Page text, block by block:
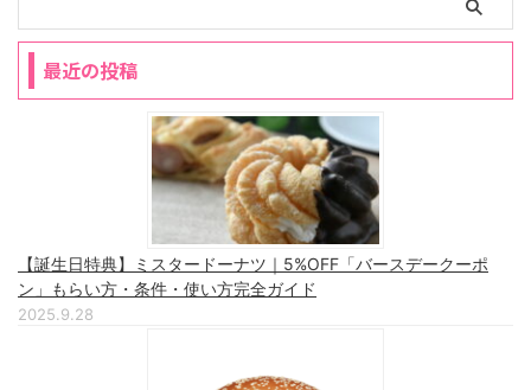
最近の投稿
【誕生日特典】ミスタードーナツ｜5%OFF「バースデークーポ
ン」もらい方・条件・使い方完全ガイド
2025.9.28